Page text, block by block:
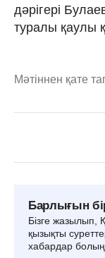
дәрігері
туралы қаулы
Мәтіннен қате
Барлығын
Бізге жазылып,
қызықты
хабардар